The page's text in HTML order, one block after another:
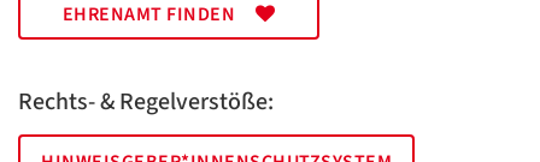
EHRENAMT FINDEN
Rechts- & Regelverstöße: